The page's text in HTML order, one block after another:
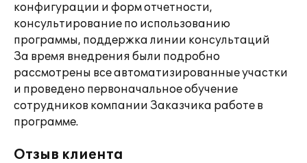
конфигурации и форм отчетности,
консультирование по использованию
программы, поддержка линии консультаций
За время внедрения были подробно
рассмотрены все автоматизированные участки
и проведено первоначальное обучение
сотрудников компании Заказчика работе в
программе.
Отзыв клиента